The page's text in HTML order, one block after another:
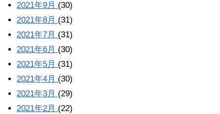
2021年9月 (30)
2021年8月 (31)
2021年7月 (31)
2021年6月 (30)
2021年5月 (31)
2021年4月 (30)
2021年3月 (29)
2021年2月 (22)